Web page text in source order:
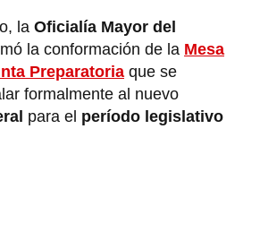
la Oficialía Mayor del
la conformación de la Mesa
Preparatoria que se
formalmente al nuevo
para el período legislativo